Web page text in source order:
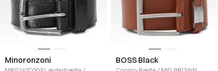
Minoronzoni BOSS Black